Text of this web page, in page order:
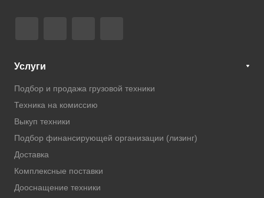
Услуги
Подбор и продажа грузовой техники
Техника на комиссию
Выкуп техники
Подбор финансирующей организации (лизинг)
Доставка
Комплексные поставки
Дооснащение техники